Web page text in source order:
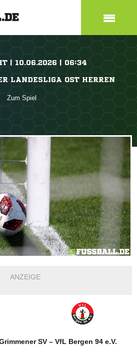
| 10.06.2026 | 06:34
LANDESLIGA OST HERREN
Zum Spiel
ANZEIGE
SV – VfL Bergen 94 e.V.